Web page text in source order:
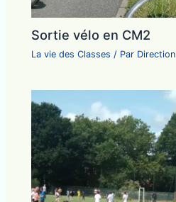
Sortie vélo en CM2
La vie des Classes / Par Direction